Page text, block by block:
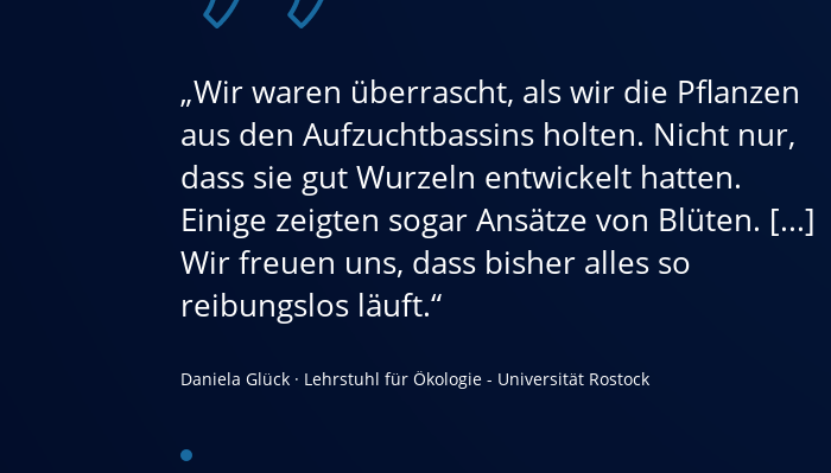
„Wir waren überrascht, als wir die Pflanzen
aus den Aufzuchtbassins holten. Nicht nur,
dass sie gut Wurzeln entwickelt hatten.
Einige zeigten sogar Ansätze von Blüten. [...]
Wir freuen uns, dass bisher alles so
reibungslos läuft.“
Daniela Glück · Lehrstuhl für Ökologie - Universität Rostock